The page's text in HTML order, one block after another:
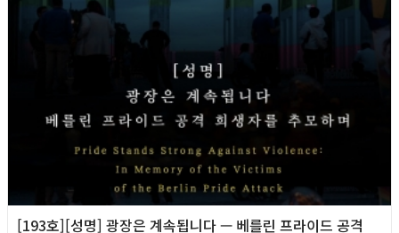
[193호][성명] 광장은 계속됩니다 — 베를린 프라이드 공격